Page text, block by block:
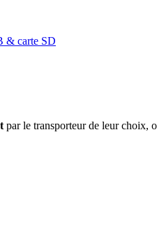
& carte SD
par le transporteur de leur choix,